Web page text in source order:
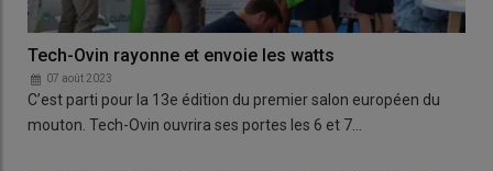
Tech-Ovin rayonne et envoie les watts
07 août 2023
C’est parti pour la 13e édition du premier salon européen du
mouton. Tech-Ovin ouvrira ses portes les 6 et 7…